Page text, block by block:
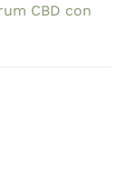
CBD con